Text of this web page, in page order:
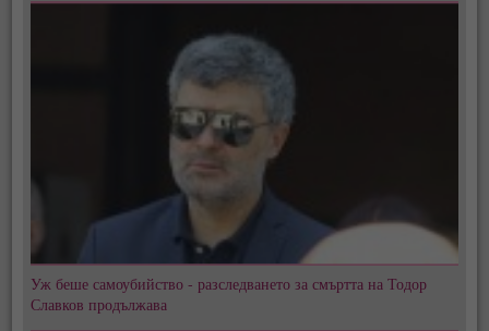
Уж беше самоубийство - разследването за смъртта на Тодор
Славков продължава